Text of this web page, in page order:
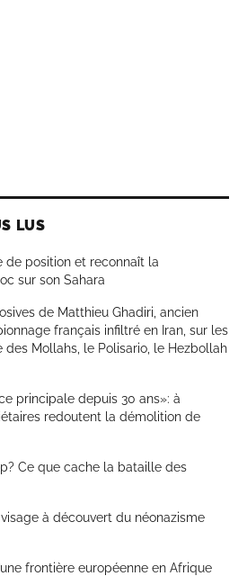
LUS
de position et reconnaît la
sur son Sahara
de Matthieu Ghadiri, ancien
français infiltré en Iran, sur les
des Mollahs, le Polisario, le Hezbollah
principale depuis 30 ans»: à
redoutent la démolition de
Ce que cache la bataille des
à découvert du néonazisme
frontière européenne en Afrique